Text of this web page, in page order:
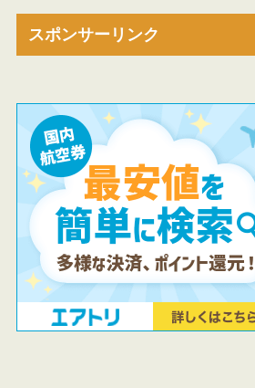
スポンサーリンク